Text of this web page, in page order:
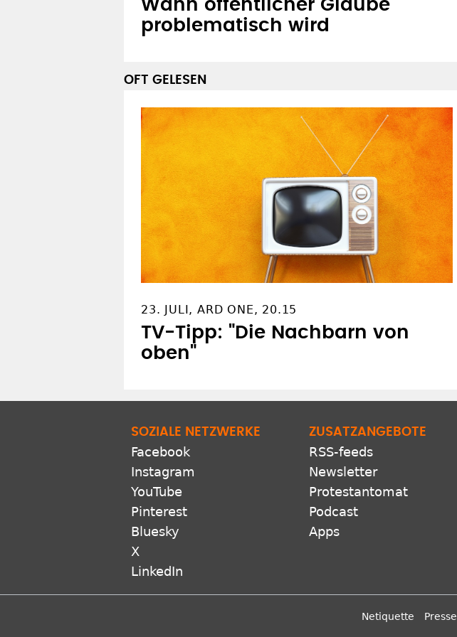
Wann öffentlicher Glaube
problematisch wird
OFT GELESEN
23. JULI, ARD ONE, 20.15
TV-Tipp: "Die Nachbarn von
oben"
SOZIALE NETZWERKE
Facebook
Instagram
YouTube
Pinterest
Bluesky
X
LinkedIn
ZUSATZANGEBOTE
RSS-feeds
Newsletter
Protestantomat
Podcast
Apps
Netiquette Presse